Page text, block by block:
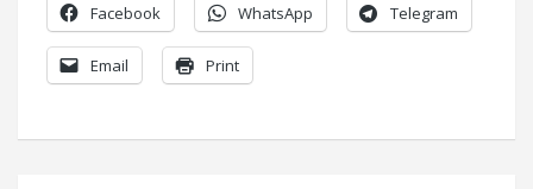
Facebook WhatsApp Telegram
Email Print